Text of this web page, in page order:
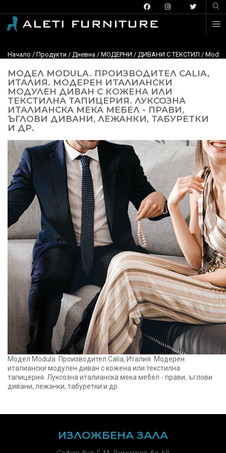
Начало / Продукти / Дневна / МОДЕРНИ / ДИВАНИ С ТЕКСТИЛ /
МОДЕЛ MODULA. ПРОИЗВОДИТЕЛ CALIA,
ИТАЛИЯ. МОДЕРЕН ИТАЛИАНСКИ
МОДУЛЕН ДИВАН С КОЖЕНА ИЛИ
ТЕКСТИЛНА ТАПИЦЕРИЯ. ЛУКСОЗНА
ИТАЛИАНСКА МЕКА МЕБЕЛ - ПРАВИ,
ЪГЛОВИ ДИВАНИ, ЛЕЖАНКИ, ТАБУРЕТКИ
И ДР.
Модел Modula. Производител Calia, Италия. Модерен
италиански модулен диван с кожена или текстилна
тапицерия. Луксозна италианска мека мебел - прави, ъглови
дивани, лежанки, табуретки и др.
ИЗЛОЖБЕНА ЗАЛА